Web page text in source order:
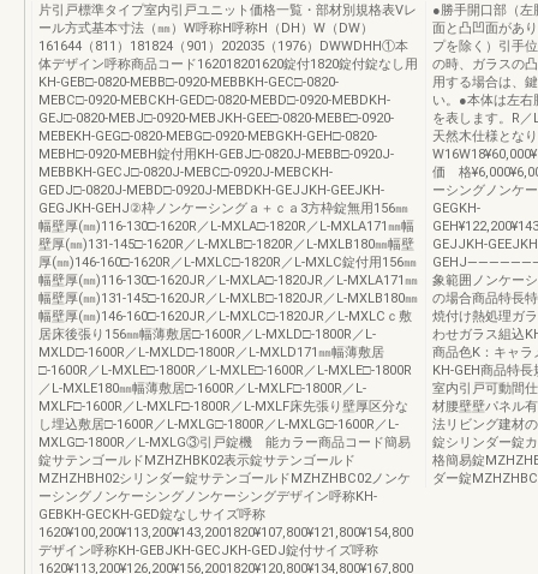
片引戸標準タイプ室内引戸ユニット価格一覧・部材別規格表Vレ
ール方式基本寸法（㎜）W呼称H呼称H（DH）W（DW）
161644（811）181824（901）202035（1976）DWWDHH①本
体デザイン呼称商品コード162018201620錠付1820錠付錠なし用
KH-GEB□-0820-MEBB□-0920-MEBBKH-GEC□-0820-
MEBC□-0920-MEBCKH-GED□-0820-MEBD□-0920-MEBDKH-
GEJ□-0820-MEBJ□-0920-MEBJKH-GEE□-0820-MEBE□-0920-
MEBEKH-GEG□-0820-MEBG□-0920-MEBGKH-GEH□-0820-
MEBH□-0920-MEBH錠付用KH-GEBJ□-0820J-MEBB□-0920J-
MEBBKH-GECJ□-0820J-MEBC□-0920J-MEBCKH-
GEDJ□-0820J-MEBD□-0920J-MEBDKH-GEJJKH-GEEJKH-
GEGJKH-GEHJ②枠ノンケーシングａ＋ｃａ3方枠錠無用156㎜
幅壁厚(㎜)116-130□-1620R／L-MXLA□-1820R／L-MXLA171㎜幅
壁厚(㎜)131-145□-1620R／L-MXLB□-1820R／L-MXLB180㎜幅壁
厚(㎜)146-160□-1620R／L-MXLC□-1820R／L-MXLC錠付用156㎜
幅壁厚(㎜)116-130□-1620JR／L-MXLA□-1820JR／L-MXLA171㎜
幅壁厚(㎜)131-145□-1620JR／L-MXLB□-1820JR／L-MXLB180㎜
幅壁厚(㎜)146-160□-1620JR／L-MXLC□-1820JR／L-MXLCｃ敷
居床後張り156㎜幅薄敷居□-1600R／L-MXLD□-1800R／L-
MXLD□-1600R／L-MXLD□-1800R／L-MXLD171㎜幅薄敷居
□-1600R／L-MXLE□-1800R／L-MXLE□-1600R／L-MXLE□-1800R
／L-MXLE180㎜幅薄敷居□-1600R／L-MXLF□-1800R／L-
MXLF□-1600R／L-MXLF□-1800R／L-MXLF床先張り壁厚区分な
し埋込敷居□-1600R／L-MXLG□-1800R／L-MXLG□-1600R／L-
MXLG□-1800R／L-MXLG③引戸錠機 能カラー商品コード簡易
錠サテンゴールドMZHZHBK02表示錠サテンゴールド
MZHZHBH02シリンダー錠サテンゴールドMZHZHBC02ノンケ
ーシングノンケーシングノンケーシングデザイン呼称KH-
GEBKH-GECKH-GED錠なしサイズ呼称
1620¥100,200¥113,200¥143,2001820¥107,800¥121,800¥154,800
デザイン呼称KH-GEBJKH-GECJKH-GEDJ錠付サイズ呼称
1620¥113,200¥126,200¥156,2001820¥120,800¥134,800¥167,800
●勝手開口部（
面と凸凹面があ
プを除く）引手
の時、ガラスの
用する場合は、
い。●本体は左右
を表します。R
天然木仕様とな
価 格
ーシングノンケ
GEGKH-
GEJJKH-
象範囲ノンケー
の場合商品特長
焼付け熱処理ガ
わせガラス組込
商品色K：キャ
KH-GEH商品特
室内引戸可動間
材腰壁壁パネル
法リビング建材
錠シリンダー錠
格簡易錠
ダー錠